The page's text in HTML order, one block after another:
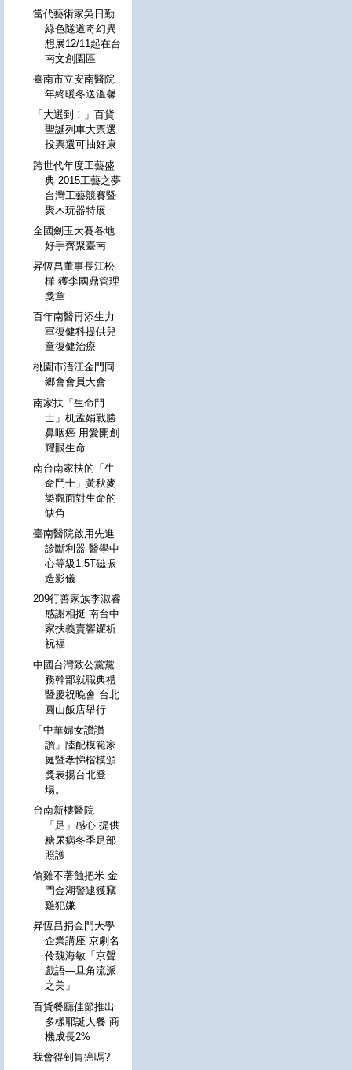
當代藝術家吳日勤
綠色隧道奇幻異
想展12/11起在台
南文創園區
臺南市立安南醫院
年終暖冬送溫馨
「大選到！」百貨
聖誕列車大票選
投票還可抽好康
跨世代年度工藝盛
典 2015工藝之夢
台灣工藝競賽暨
聚木玩器特展
全國劍玉大賽各地
好手齊聚臺南
昇恆昌董事長江松
樺 獲李國鼎管理
獎章
百年南醫再添生力
軍復健科提供兒
童復健治療
桃園市浯江金門同
鄉會會員大會
南家扶「生命鬥
士」机孟娟戰勝
鼻咽癌 用愛開創
耀眼生命
南台南家扶的「生
命鬥士」黃秋麥
樂觀面對生命的
缺角
臺南醫院啟用先進
診斷利器 醫學中
心等級1.5T磁振
造影儀
209行善家族李淑睿
感謝相挺 南台中
家扶義賣響鑼祈
祝福
中國台灣致公黨黨
務幹部就職典禮
暨慶祝晚會 台北
圓山飯店舉行
「中華婦女讚讚
讚」陸配模範家
庭暨孝悌楷模頒
獎表揚台北登
場。
台南新樓醫院
「足」感心 提供
糖尿病冬季足部
照護
偷雞不著蝕把米 金
門金湖警逮獲竊
雞犯嫌
昇恆昌捐金門大學
企業講座 京劇名
伶魏海敏「京聲
戲語―旦角流派
之美」
百貨餐廳佳節推出
多樣耶誕大餐 商
機成長2%
我會得到胃癌嗎?